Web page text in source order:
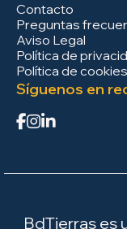
Contacto
Preguntas
Aviso Legal
Política de
Política de cookies
Síguenos en
BdTierras es